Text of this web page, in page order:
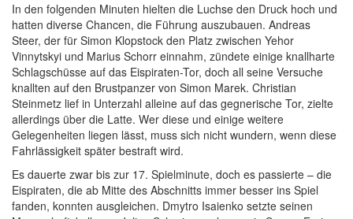
In den folgenden Minuten hielten die Luchse den Druck hoch und
hatten diverse Chancen, die Führung auszubauen. Andreas
Steer, der für Simon Klopstock den Platz zwischen Yehor
Vinnytskyi und Marius Schorr einnahm, zündete einige knallharte
Schlagschüsse auf das Eispiraten-Tor, doch all seine Versuche
knallten auf den Brustpanzer von Simon Marek. Christian
Steinmetz lief in Unterzahl alleine auf das gegnerische Tor, zielte
allerdings über die Latte. Wer diese und einige weitere
Gelegenheiten liegen lässt, muss sich nicht wundern, wenn diese
Fahrlässigkeit später bestraft wird.
Es dauerte zwar bis zur 17. Spielminute, doch es passierte – die
Eispiraten, die ab Mitte des Abschnitts immer besser ins Spiel
fanden, konnten ausgleichen. Dmytro Isaienko setzte seinen